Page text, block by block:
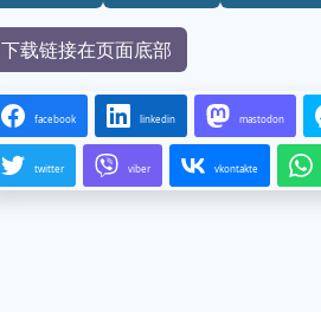
下载链接在页面底部
facebook linkedin mastodon
twitter viber vkontakte